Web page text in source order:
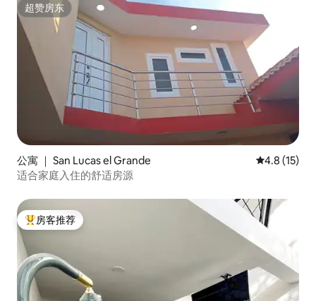
超赞房东
超赞房东
公寓 ｜ San Lucas el Grande 平均评分
4.8 (15)
适合家庭入住的舒适房源
热门「房客推荐」
房客推荐